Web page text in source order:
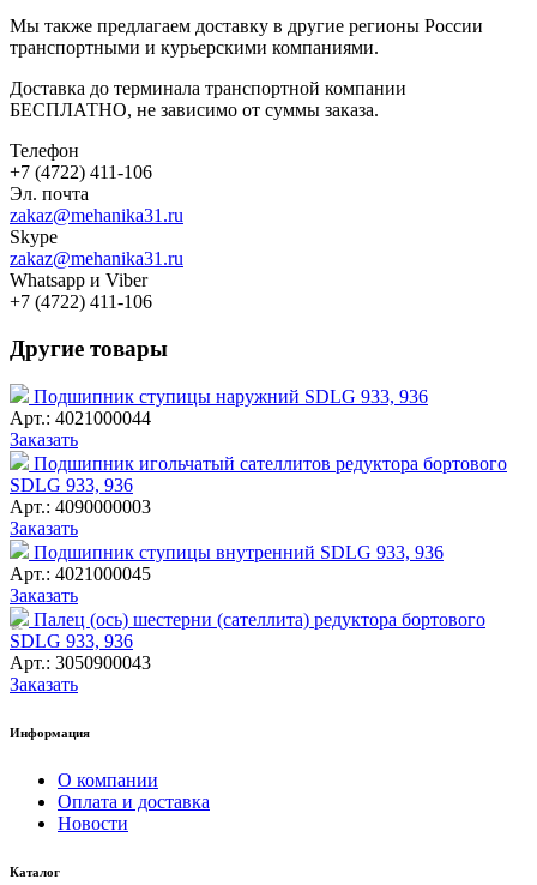
Мы также предлагаем доставку в другие регионы России
транспортными и курьерскими компаниями.
Доставка до терминала транспортной компании
БЕСПЛАТНО, не зависимо от суммы заказа.
Телефон
+7 (4722) 411-106
Эл. почта
zakaz@mehanika31.ru
Skype
zakaz@mehanika31.ru
Whatsapp и Viber
+7 (4722) 411-106
Другие товары
Подшипник ступицы наружний SDLG 933, 936
Арт.: 4021000044
Заказать
Подшипник игольчатый сателлитов редуктора бортового
SDLG 933, 936
Арт.: 4090000003
Заказать
Подшипник ступицы внутренний SDLG 933, 936
Арт.: 4021000045
Заказать
Палец (ось) шестерни (сателлита) редуктора бортового
SDLG 933, 936
Арт.: 3050900043
Заказать
Информация
О компании
Оплата и доставка
Новости
Каталог